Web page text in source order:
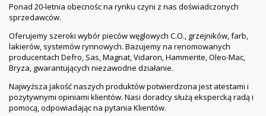
Ponad 20-letnia obecnośc na rynku czyni z nas doświadczonych
sprzedawców.
Oferujemy szeroki wybór pieców węglowych C.O., grzejników, farb,
lakierów, systemów rynnowych. Bazujemy na renomowanych
producentach Defro, Sas, Magnat, Vidaron, Hammerite, Oleo-Mac,
Bryza, gwarantujących niezawodne działanie.
Najwyższa jakość naszych produktów potwierdzona jest atestami i
pozytywnymi opiniami klientów. Nasi doradcy służą ekspercką radą i
pomocą, odpowiadając na pytania Klientów.